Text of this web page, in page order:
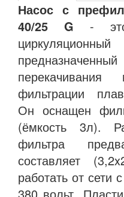
Насос с
40/25 G - это
фильтрации
Он оснащен
(ёмкость 3л).
фильтра
составляет
работать от сети